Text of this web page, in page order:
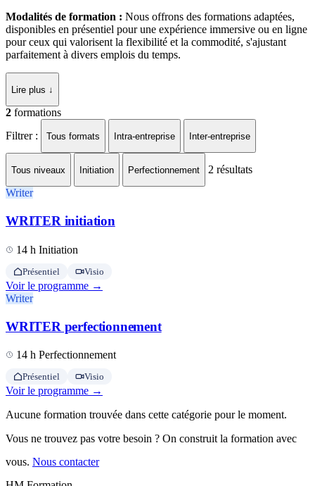
Modalités de formation : Nous offrons des formations adaptées,
disponibles en présentiel pour une expérience immersive ou en ligne
pour ceux qui valorisent la flexibilité et la commodité, s'ajustant
parfaitement à divers emplois du temps.
Lire plus ↓
2 formations
Filtrer :
Tous formats Intra-entreprise Inter-entreprise
Tous niveaux Initiation Perfectionnement 2 résultats
Writer
WRITER initiation
14 h Initiation
Présentiel Visio
Voir le programme →
Writer
WRITER perfectionnement
14 h Perfectionnement
Présentiel Visio
Voir le programme →
Aucune formation trouvée dans cette catégorie pour le moment.
Vous ne trouvez pas votre besoin ? On construit la formation avec
vous. Nous contacter